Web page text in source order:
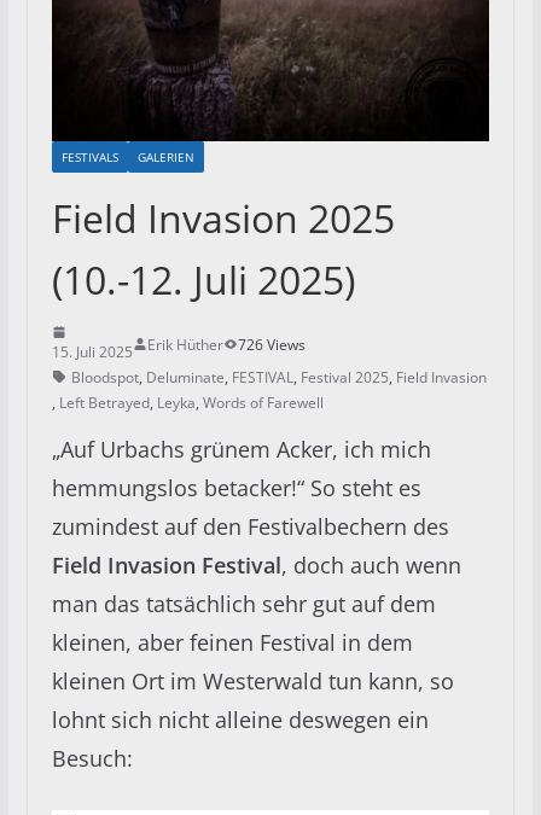
FESTIVALS GALERIEN
Field Invasion 2025
(10.-12. Juli 2025)
15. Juli 2025 Erik Hüther
726 Views
Bloodspot, Deluminate, FESTIVAL, Festival 2025, Field Invasion
, Left Betrayed, Leyka, Words of Farewell
„Auf Urbachs grünem Acker, ich mich
hemmungslos betacker!“ So steht es
zumindest auf den Festivalbechern des
Field Invasion Festival, doch auch wenn
man das tatsächlich sehr gut auf dem
kleinen, aber feinen Festival in dem
kleinen Ort im Westerwald tun kann, so
lohnt sich nicht alleine deswegen ein
Besuch: